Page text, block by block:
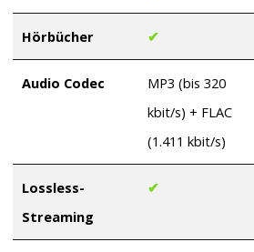
Hörbücher ✔
Audio Codec
MP3 (bis 320
kbit/s) + FLAC
(1.411 kbit/s)
Lossless-
Streaming
✔